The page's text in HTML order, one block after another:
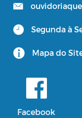
Consulta
Segunda à
Mapa do
Facebook